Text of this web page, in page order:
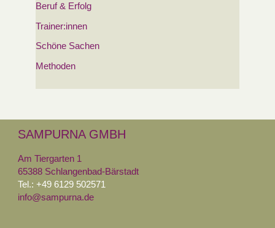
Beruf & Erfolg
Trainer:innen
Schöne Sachen
Methoden
SAMPURNA GMBH
Am Tiergarten 1
65388 Schlangenbad-Bärstadt
Tel.: +49 6129 502571
info@sampurna.de